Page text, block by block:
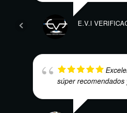
E.V.I
súper recomendados